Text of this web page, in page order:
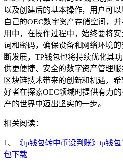
以及创建后的基本操作，用户可
自己的OEC数字资产存储空间，
用中，在操作过程中，始终要将
词和密码，确保设备和网络环境
断发展，TP钱包也将持续优化其
供更便捷、安全的数字资产管理
区块链技术带来的创新和机遇，
好者在探索OEC领域时提供有力
产的世界中迈出坚实的一步。
相关阅读：
1、
《tp钱包转中币没到账》tp钱
包下载